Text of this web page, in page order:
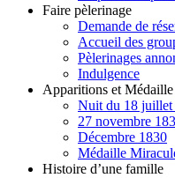
Faire pèlerinage
Demande de
Accueil des
Pèlerinages
Indulgence
Apparitions et Médaille
Nuit du 18 juillet
27 novembre
Décembre 1830
Médaille
Histoire d’une famille